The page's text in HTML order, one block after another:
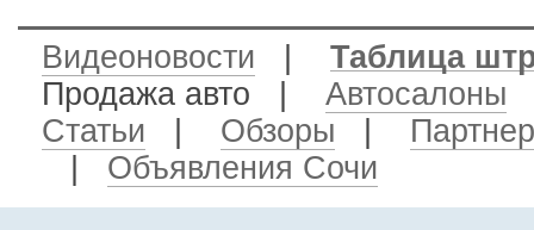
Видеоновости
Таблица
Продажа авто
Автосалоны
Статьи
Обзоры
Объявления Сочи